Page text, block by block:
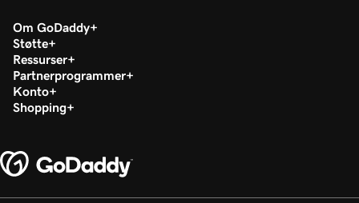
Om GoDaddy
Støtte
Ressurser
Partnerprogrammer
Konto
Shopping